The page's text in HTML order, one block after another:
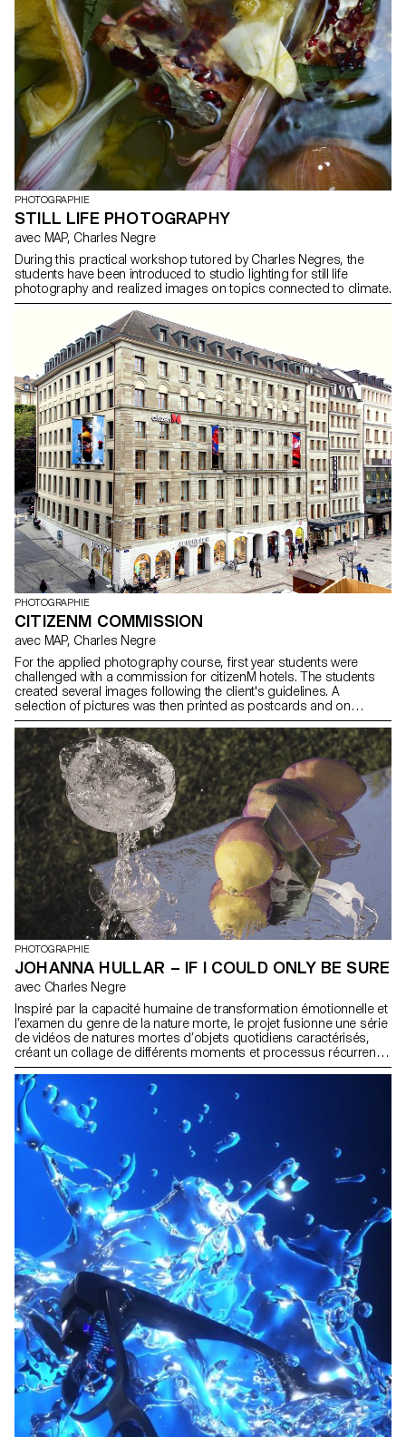
PHOTOGRAPHIE
STILL LIFE PHOTOGRAPHY
avec MAP, Charles Negre
During this practical workshop tutored by Charles Negres, the
students have been introduced to studio lighting for still life
photography and realized images on topics connected to climate.
PHOTOGRAPHIE
CITIZENM COMMISSION
avec MAP, Charles Negre
For the applied photography course, first year students were
challenged with a commission for citizenM hotels. The students
created several images following the client's guidelines. A
selection of pictures was then printed as postcards and on
plexiglas support to decorate the hotel's rooms. Students: Sara
Bastai, Maeva Bosko, Sally Jo, Natalie Maximova, Joanna
Wierzbicka, Olivia Wünsche, Manqin Zhang.
PHOTOGRAPHIE
JOHANNA HULLAR – IF I COULD ONLY BE SURE
avec Charles Negre
Inspiré par la capacité humaine de transformation émotionnelle et
l’examen du genre de la nature morte, le projet fusionne une série
de vidéos de natures mortes d’objets quotidiens caractérisés,
créant un collage de différents moments et processus récurrents
dans le temps. L’accent est mis sur l’exploration du concept
d’entropie, rendant le temps tangible et capturant la
transformation d’un moment en sa représentation matérielle. Le
projet est présenté sur un écran de projection semi-circulaire de
12x2m, entourant ainsi le spectateur avec l’imagerie et permettant
une expérience plus viscérale.